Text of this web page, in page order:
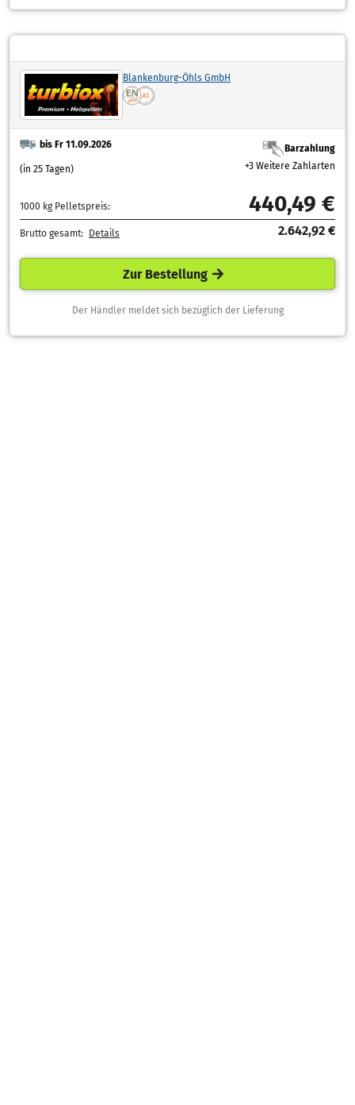
Blankenburg-Öhls GmbH
bis Fr 11.09.2026
(in 25 Tagen)
Barzahlung
+3 Weitere Zahlarten
1000 kg Pelletspreis: 440,49 €
Brutto gesamt: Details 2.642,92 €
Zur Bestellung
Der Händler meldet sich bezüglich der Lieferung